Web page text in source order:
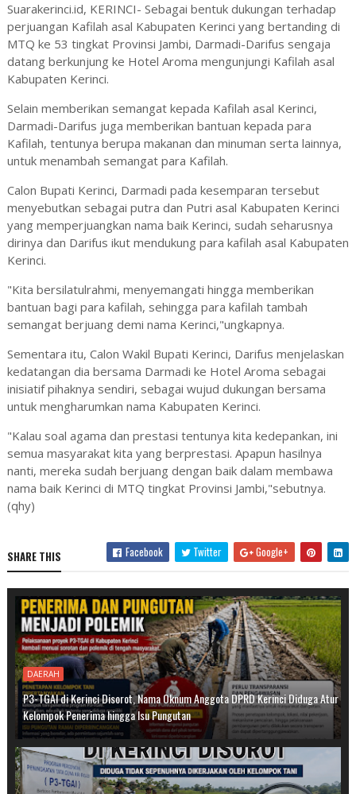
Suarakerinci.id, KERINCI- Sebagai bentuk dukungan terhadap
perjuangan Kafilah asal Kabupaten Kerinci yang bertanding di
MTQ ke 53 tingkat Provinsi Jambi, Darmadi-Darifus sengaja
datang berkunjung ke Hotel Aroma mengunjungi Kafilah asal
Kabupaten Kerinci.
Selain memberikan semangat kepada Kafilah asal Kerinci,
Darmadi-Darifus juga memberikan bantuan kepada para
Kafilah, tentunya berupa makanan dan minuman serta lainnya,
untuk menambah semangat para Kafilah.
Calon Bupati Kerinci, Darmadi pada kesemparan tersebut
menyebutkan sebagai putra dan Putri asal Kabupaten Kerinci
yang memperjuangkan nama baik Kerinci, sudah seharusnya
dirinya dan Darifus ikut mendukung para kafilah asal Kabupaten
Kerinci.
"Kita bersilatulrahmi, menyemangati hingga memberikan
bantuan bagi para kafilah, sehingga para kafilah tambah
semangat berjuang demi nama Kerinci,"ungkapnya.
Sementara itu, Calon Wakil Bupati Kerinci, Darifus menjelaskan
kedatangan dia bersama Darmadi ke Hotel Aroma sebagai
inisiatif pihaknya sendiri, sebagai wujud dukungan bersama
untuk mengharumkan nama Kabupaten Kerinci.
"Kalau soal agama dan prestasi tentunya kita kedepankan, ini
semua masyarakat kita yang berprestasi. Apapun hasilnya
nanti, mereka sudah berjuang dengan baik dalam membawa
nama baik Kerinci di MTQ tingkat Provinsi Jambi,"sebutnya.
(qhy)
SHARE THIS Facebook Twitter Google+
DAERAH
P3-TGAI di Kerinci Disorot, Nama Oknum Anggota DPRD Kerinci Diduga Atur
Kelompok Penerima hingga Isu Pungutan